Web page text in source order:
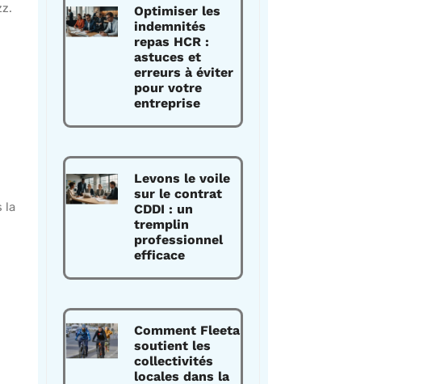
la
Optimiser les
indemnités
repas HCR :
astuces et
erreurs à éviter
pour votre
entreprise
Levons le voile
sur le contrat
CDDI : un
tremplin
professionnel
efficace
Comment Fleeta
soutient les
collectivités
locales dans la